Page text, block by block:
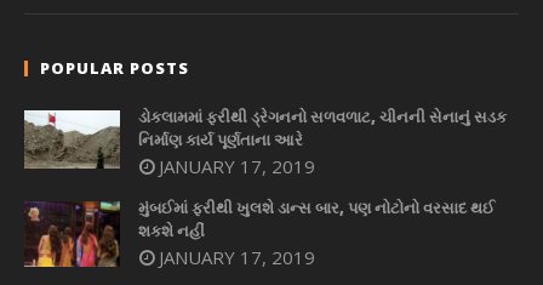
POPULAR POSTS
ડોકલામમાં ફરીથી ડ્રેગનનો સળવળાટ, ચીનની સેનાનું સડક
નિર્માણ કાર્ય પૂર્ણતાના આરે
JANUARY 17, 2019
મુંબઈમાં ફરીથી ખુલશે ડાન્સ બાર, પણ નોટોનો વરસાદ થઈ
શકશે નહીં
JANUARY 17, 2019